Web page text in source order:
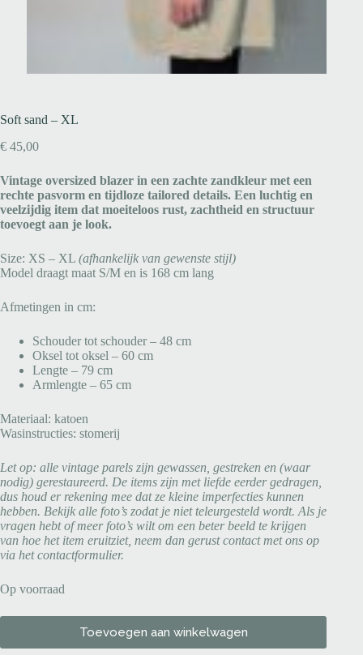
Soft sand – XL
€ 45,00
Vintage oversized blazer in een zachte zandkleur met een
rechte pasvorm en tijdloze tailored details. Een luchtig en
veelzijdig item dat moeiteloos rust, zachtheid en structuur
toevoegt aan je look.
Size: XS – XL (afhankelijk van gewenste stijl)
Model draagt maat S/M en is 168 cm lang
Afmetingen in cm:
Schouder tot schouder – 48 cm
Oksel tot oksel – 60 cm
Lengte – 79 cm
Armlengte – 65 cm
Materiaal: katoen
Wasinstructies: stomerij
Let op: alle vintage parels zijn gewassen, gestreken en (waar
nodig) gerestaureerd. De items zijn met liefde eerder gedragen,
dus houd er rekening mee dat ze kleine imperfecties kunnen
hebben. Bekijk alle foto’s zodat je niet teleurgesteld wordt. Als je
vragen hebt of meer foto’s wilt om een beter beeld te krijgen
van hoe het item eruitziet, neem dan gerust contact met ons op
via het contactformulier.
Op voorraad
Toevoegen aan winkelwagen